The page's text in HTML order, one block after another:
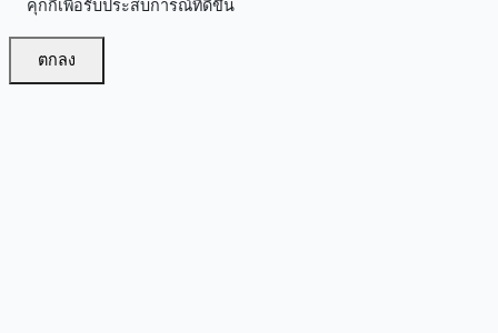
คุกกี้เพื่อรับประสบการณ์ที่ดีขึ้น
ตกลง